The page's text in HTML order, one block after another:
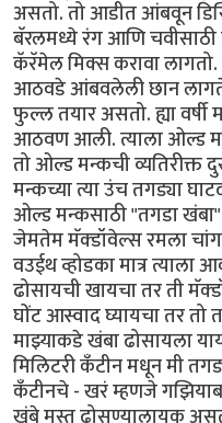
असतो. तो आडीत आंबवून
बॅरलमध्ये रंग आणि
कॅरॅमेल मिक्स करावा लागतो.
आठवडे आंबवलेली छान
फुल्ल तयार असतो. ह्या वर्षी
आठवण आली. त्याला ओल्ड
तो ओल्ड मन्कची व्यतिरीक्त
मन्कच्या त्या उंच तगड्या
ओल्ड मन्कसाठी "तगडा
जेमतेम मॅक्डॉवेल्स रमला
वउईथ व्होडका मात्र त्याला
ढोसायची खायचा तर ती
घोंट आस्वाद घ्यायचा तर तो
माझ्याकडे खंबा ढोसायला
मिलिटरी कँटीन मधून मी
कँटीनचे - खरं म्हणजे